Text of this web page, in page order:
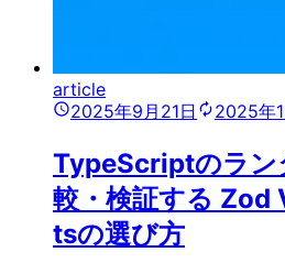
article
2025年9月21日
2025年
TypeScriptのラン
較・検証する
tsの選び方